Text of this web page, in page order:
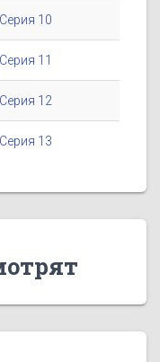
10
11
12
13